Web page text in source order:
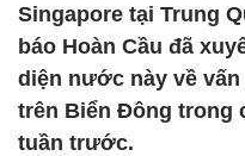
Singapore tại Trung
báo Hoàn Cầu đã
diện nước này về
trên Biển Đông trong
tuần trước.